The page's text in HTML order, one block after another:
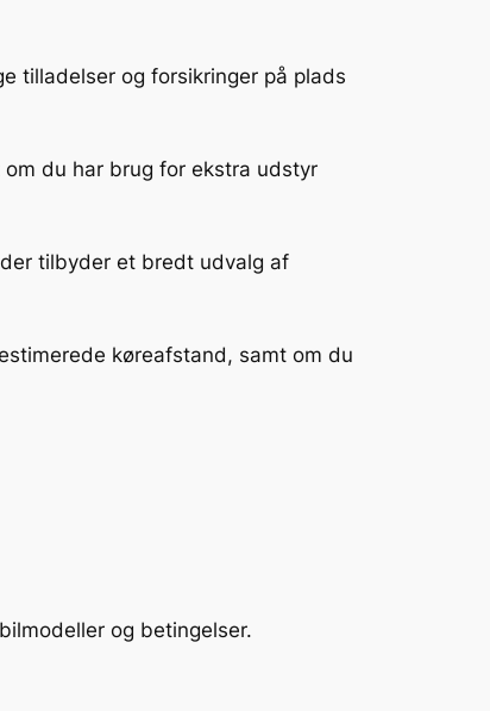
tilladelser og forsikringer på plads
du har brug for ekstra udstyr
tilbyder et bredt udvalg af
køreafstand, samt om du
og betingelser.